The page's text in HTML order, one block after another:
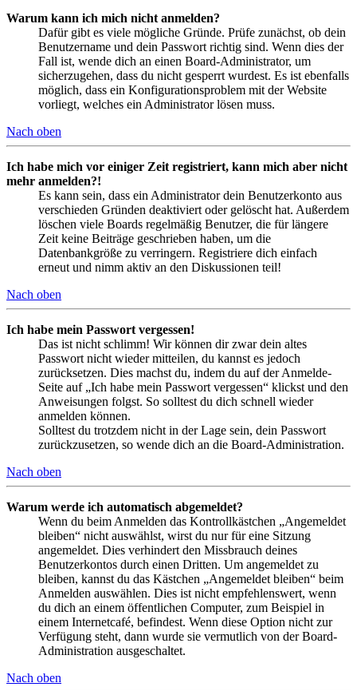
Warum kann ich mich nicht anmelden?
Dafür gibt es viele mögliche Gründe. Prüfe zunächst, ob dein
Benutzername und dein Passwort richtig sind. Wenn dies der
Fall ist, wende dich an einen Board-Administrator, um
sicherzugehen, dass du nicht gesperrt wurdest. Es ist ebenfalls
möglich, dass ein Konfigurationsproblem mit der Website
vorliegt, welches ein Administrator lösen muss.
Nach oben
Ich habe mich vor einiger Zeit registriert, kann mich aber nicht
mehr anmelden?!
Es kann sein, dass ein Administrator dein Benutzerkonto aus
verschieden Gründen deaktiviert oder gelöscht hat. Außerdem
löschen viele Boards regelmäßig Benutzer, die für längere
Zeit keine Beiträge geschrieben haben, um die
Datenbankgröße zu verringern. Registriere dich einfach
erneut und nimm aktiv an den Diskussionen teil!
Nach oben
Ich habe mein Passwort vergessen!
Das ist nicht schlimm! Wir können dir zwar dein altes
Passwort nicht wieder mitteilen, du kannst es jedoch
zurücksetzen. Dies machst du, indem du auf der Anmelde-
Seite auf „Ich habe mein Passwort vergessen“ klickst und den
Anweisungen folgst. So solltest du dich schnell wieder
anmelden können.
Solltest du trotzdem nicht in der Lage sein, dein Passwort
zurückzusetzen, so wende dich an die Board-Administration.
Nach oben
Warum werde ich automatisch abgemeldet?
Wenn du beim Anmelden das Kontrollkästchen „Angemeldet
bleiben“ nicht auswählst, wirst du nur für eine Sitzung
angemeldet. Dies verhindert den Missbrauch deines
Benutzerkontos durch einen Dritten. Um angemeldet zu
bleiben, kannst du das Kästchen „Angemeldet bleiben“ beim
Anmelden auswählen. Dies ist nicht empfehlenswert, wenn
du dich an einem öffentlichen Computer, zum Beispiel in
einem Internetcafé, befindest. Wenn diese Option nicht zur
Verfügung steht, dann wurde sie vermutlich von der Board-
Administration ausgeschaltet.
Nach oben